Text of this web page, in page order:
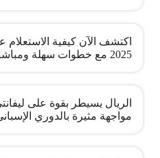
اكتشف الآن كيفية الاستعلام
2025 مع خطوات سهلة ومباشرة
الريال يسيطر بقوة على
مواجهة مثيرة بالدوري